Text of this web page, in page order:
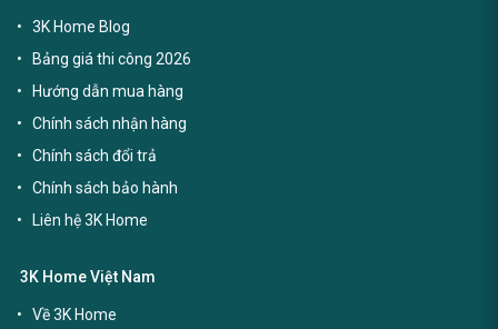
3K Home Blog
Bảng giá thi công 2026
Hướng dẫn mua hàng
Chính sách nhận hàng
Chính sách đổi trả
Chính sách bảo hành
Liên hệ 3K Home
3K Home Việt Nam
Về 3K Home